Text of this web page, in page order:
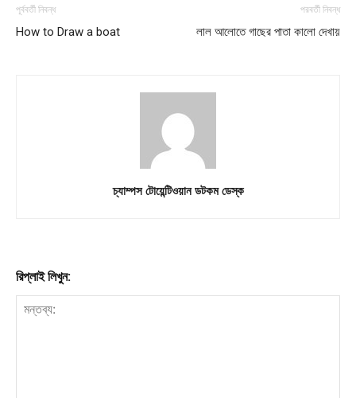
Subscription Plans
My account
পূর্ববর্তী নিবন্ধ
How to Draw a boat
পরবর্তী নিবন্ধ
লাল আলোতে গাছের পাতা কালো দেখায়
চ্যাম্পস টোয়েন্টিওয়ান ডটকম ডেস্ক
রিপ্লাই লিখুন: